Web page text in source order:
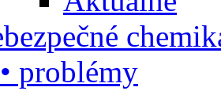
• problémy